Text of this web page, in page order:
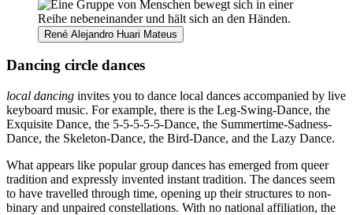
René Alejandro Huari Mateus
Dancing circle dances
local dancing invites you to dance local dances accompanied by live
keyboard music. For example, there is the Leg-Swing-Dance, the
Exquisite Dance, the 5-5-5-5-5-Dance, the Summertime-Sadness-
Dance, the Skeleton-Dance, the Bird-Dance, and the Lazy Dance.
What appears like popular group dances has emerged from queer
tradition and expressly invented instant tradition. The dances seem
to have travelled through time, opening up their structures to non-
binary and unpaired constellations. With no national affiliation, the